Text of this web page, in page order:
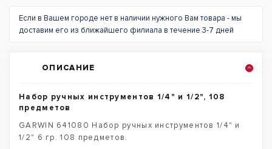
Если в Вашем городе нет в наличии нужного Вам товара - мы
доставим его из ближайшего филиала в течение 3-7 дней
ОПИСАНИЕ
Набор ручных инструментов 1/4" и 1/2", 108
предметов
GARWIN 641080 Набор ручных инструментов 1/4" и
1/2" 6 гр. 108 предметов.